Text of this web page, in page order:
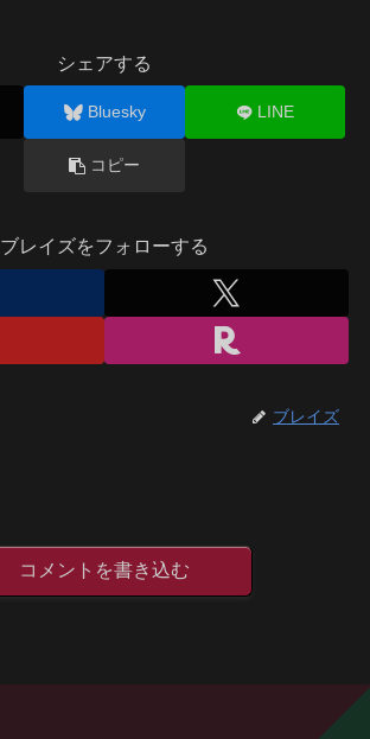
シェアする
Bluesky LINE
コピー
ブレイズをフォローする
ブレイズ
コメントを書き込む